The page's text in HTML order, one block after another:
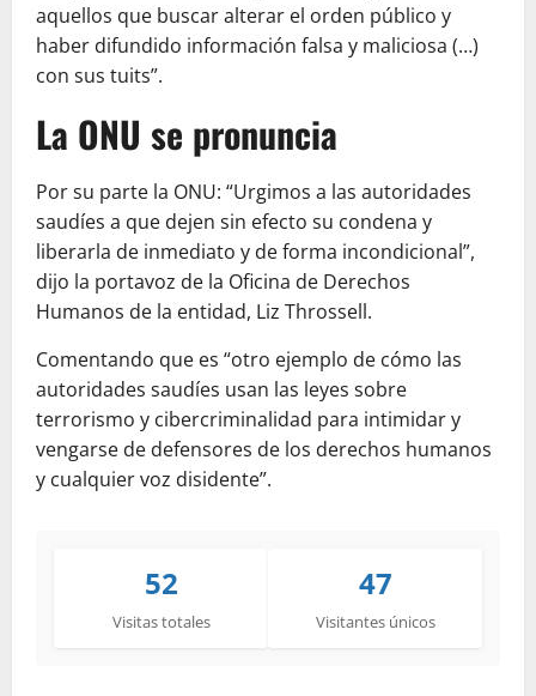
aquellos que buscar alterar el orden público y
haber difundido información falsa y maliciosa (…)
con sus tuits”.
La ONU se pronuncia
Por su parte la ONU: “Urgimos a las autoridades
saudíes a que dejen sin efecto su condena y
liberarla de inmediato y de forma incondicional”,
dijo la portavoz de la Oficina de Derechos
Humanos de la entidad, Liz Throssell.
Comentando que es “otro ejemplo de cómo las
autoridades saudíes usan las leyes sobre
terrorismo y cibercriminalidad para intimidar y
vengarse de defensores de los derechos humanos
y cualquier voz disidente”.
52
Visitas totales
47
Visitantes únicos